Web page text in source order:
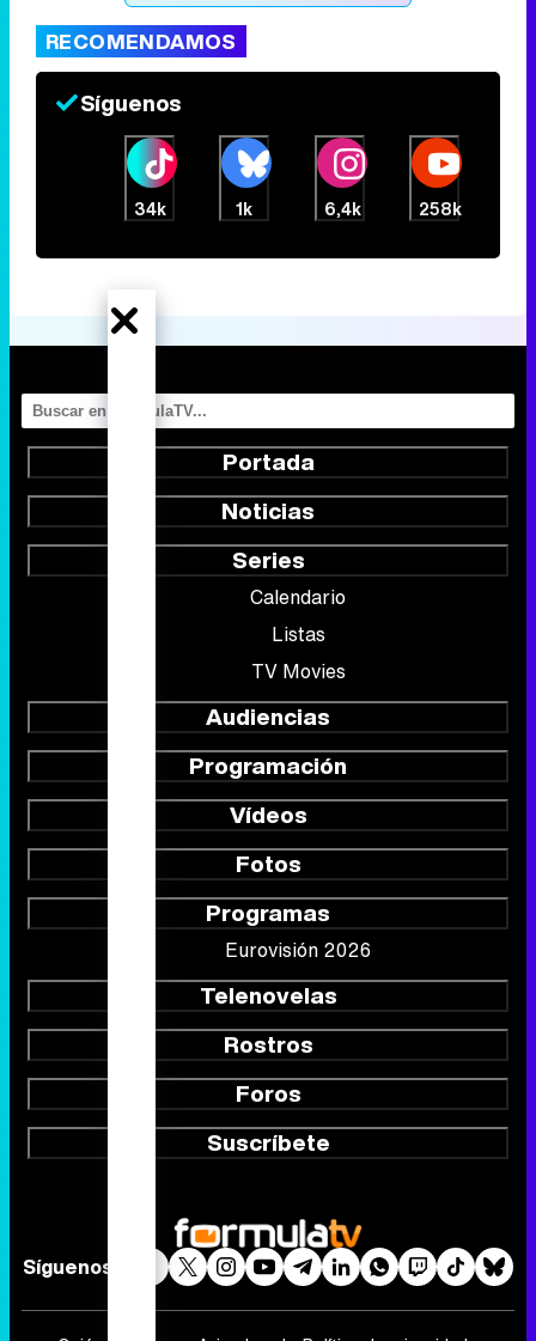
RECOMENDAMOS
Síguenos
34k 1k 6,4k 258k
Portada
Noticias
Series
Calendario
Listas
TV Movies
Audiencias
Programación
Vídeos
Fotos
Programas
Eurovisión 2026
Telenovelas
Rostros
Foros
Suscríbete
Síguenos